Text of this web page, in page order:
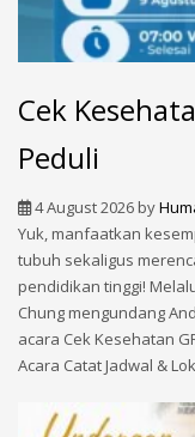
Cek
Peduli
4 August 2026by
Yuk, manfaatkan
tubuh sekaligus
pendidikan tinggi!
Chung mengundang
acara Cek Kesehatan
Acara Catat Jadwal &